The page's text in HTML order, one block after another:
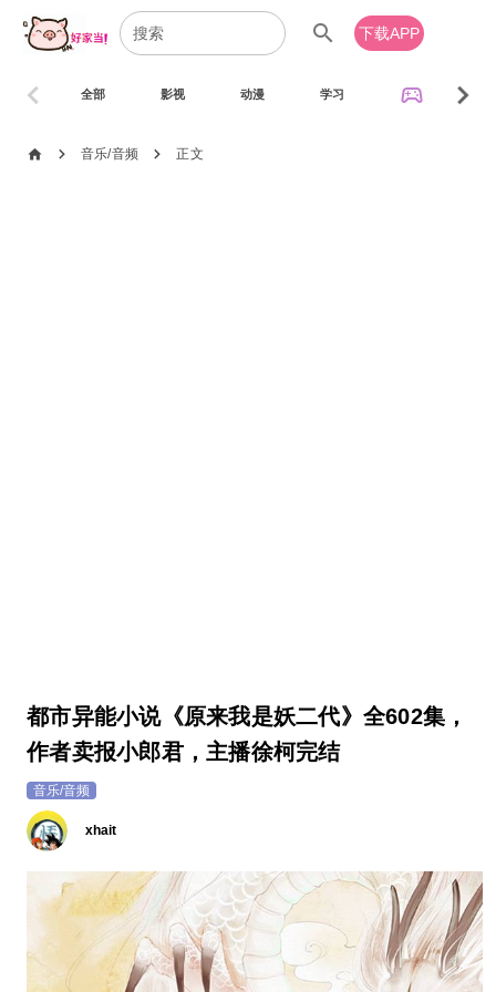
search 下载APP
全部 影视 动漫 学习 sports_esports
chevron_left chevron_right
home chevron_right 音乐/音频 chevron_right 正文
都市异能小说《原来我是妖二代》全602集，
作者卖报小郎君，主播徐柯完结
音乐/音频
xhait